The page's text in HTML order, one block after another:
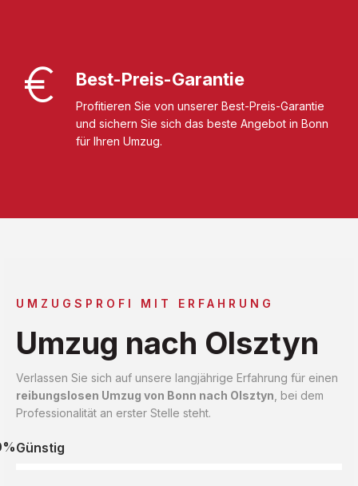
Best-Preis-Garantie
Profitieren Sie von unserer Best-Preis-Garantie
und sichern Sie sich das beste Angebot in Bonn
für Ihren Umzug.
UMZUGSPROFI MIT ERFAHRUNG
Umzug nach Olsztyn
Verlassen Sie sich auf unsere langjährige Erfahrung für einen
reibungslosen Umzug von Bonn nach Olsztyn , bei dem
Professionalität an erster Stelle steht.
Günstig